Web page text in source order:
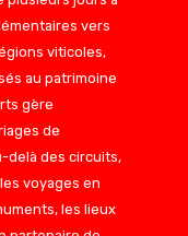
vers
viticoles,
au patrimoine
gère
de
delà des circuits,
voyages en
les lieux